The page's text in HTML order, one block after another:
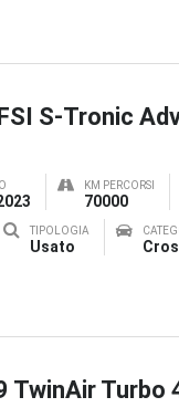
S-Tronic
KM PERCORSI
70000
TIPOLOGIA
Usato
TwinAir Turbo